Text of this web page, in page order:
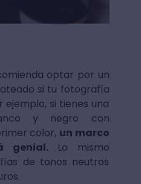
optar por un
si tu fotografía
ejemplo, si tienes una
y negro con
color, un marco
genial. Lo mismo
de tonos neutros